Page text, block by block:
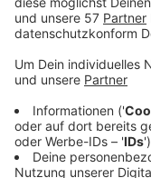
Im Krönungssaal
Montagabend
Hein Schnitzler ist
stellvertretende
Platt".
Er steht zwar auch